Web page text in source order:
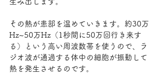
その熱が患部を温めていきます。約30万
Hz~50万Hz（1秒間に50万回行き来す
る）という高い周波数帯を使うので、ラ
ジオ波が通過する体中の細胞が振動して
熱を発生させるのです。